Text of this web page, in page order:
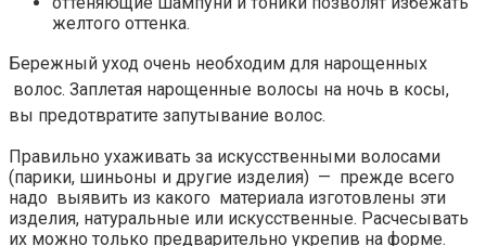
желтого оттенка.
Бережный уход очень необходим для нарощенных
волос. Заплетая нарощенные волосы на ночь в косы,
вы предотвратите запутывание волос.
Правильно ухаживать за искусственными волосами
(парики, шиньоны и другие изделия) — прежде всего
надо выявить из какого материала изготовлены эти
изделия, натуральные или искусственные. Расчесывать
их можно только предварительно укрепив на форме.